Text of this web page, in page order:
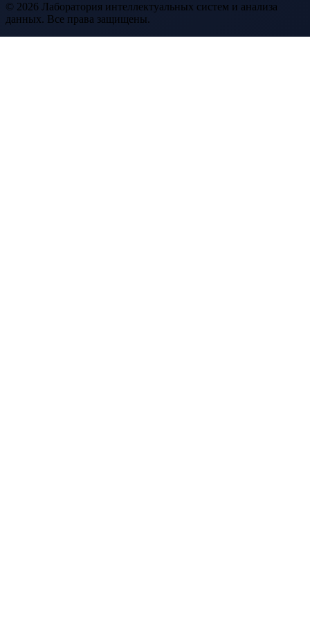
© 2026 Лаборатория интеллектуальных систем и анализа
данных. Все права защищены.